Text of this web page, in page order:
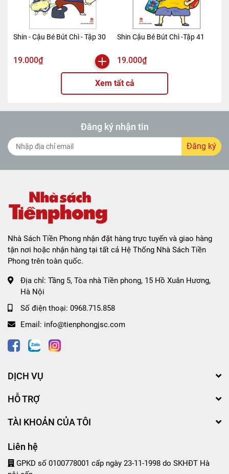
Shin - Cậu Bé Bút Chì - Tập 30
19.000₫
Shin Cậu Bé Bút Chì -Tập 41
19.000₫
Xem tất cả
Đăng ký nhận tin
Đăng ký
Nhà Sách Tiền Phong nhận đặt hàng trực tuyến và giao hàng
tận nơi hoặc nhận hàng tại tất cả Hệ Thống Nhà Sách Tiền
Phong trên toàn quốc.
Địa chỉ: Tầng 5, Tòa nhà Tiền phong, 15 Hồ Xuân Hương,
Hà Nội
Số điện thoại: 0968.715.858
Email: info@tienphongjsc.com
DỊCH VỤ
HỖ TRỢ
TÀI KHOẢN CỦA TÔI
Liên hệ
GPKD số 0100778001 cấp ngày 23-11-1998 do SKHĐT Hà